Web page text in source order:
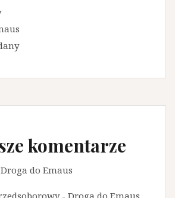
komentarze
Droga do Emaus
- Droga do Emaus